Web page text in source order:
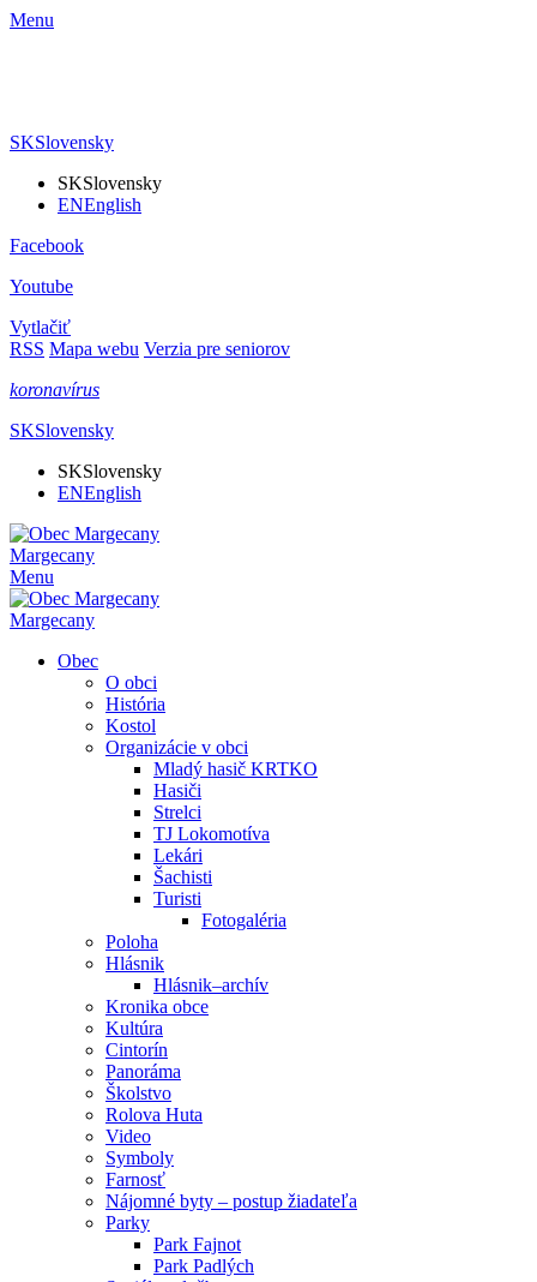
Menu
SKSlovensky
SKSlovensky
ENEnglish
Facebook
Youtube
Vytlačiť
RSS Mapa webu Verzia pre seniorov
koronavírus
SKSlovensky
SKSlovensky
ENEnglish
Margecany
Menu
Margecany
Obec
O obci
História
Kostol
Organizácie v obci
Mladý hasič KRTKO
Hasiči
Strelci
TJ Lokomotíva
Lekári
Šachisti
Turisti
Fotogaléria
Poloha
Hlásnik
Hlásnik–archív
Kronika obce
Kultúra
Cintorín
Panoráma
Školstvo
Rolova Huta
Video
Symboly
Farnosť
Nájomné byty – postup žiadateľa
Parky
Park Fajnot
Park Padlých